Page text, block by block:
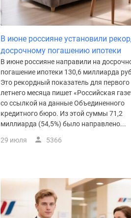
В июне россияне установили
досрочному погашению ипотеки
В июне россияне направили на
погашение ипотеки 130,6 миллиарда
Это рекордный показатель для первого
летнего месяца пишет «Российская
со ссылкой на данные Объединенного
кредитного бюро. Из этой суммы 71,2
миллиарда (54,5%) было направлено...
29 июля 5366